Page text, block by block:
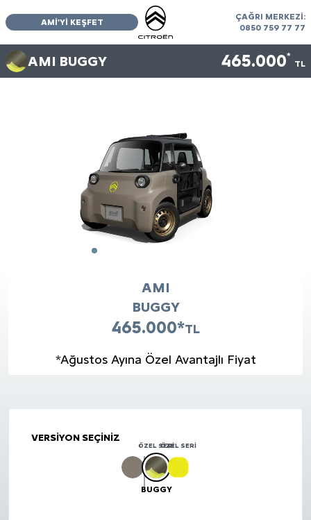
AMİ'Yİ KEŞFET
ÇAĞRI MERKEZİ:
0850 759 77 77
AMI BUGGY 465.000*
TL
AMI
BUGGY
465.000*TL
*Ağustos Ayına Özel Avantajlı Fiyat
VERSİYON SEÇİNİZ
ÖZEL SERI
BUGGY
ÖZEL SERI